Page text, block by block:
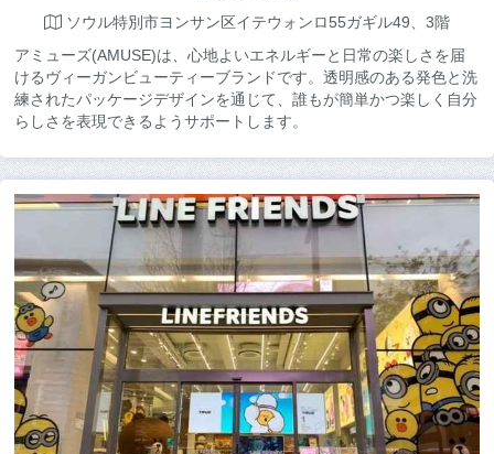
ソウル特別市ヨンサン区イテウォンロ55ガギル49、3階
アミューズ(AMUSE)は、心地よいエネルギーと日常の楽しさを届
けるヴィーガンビューティーブランドです。透明感のある発色と洗
練されたパッケージデザインを通じて、誰もが簡単かつ楽しく自分
らしさを表現できるようサポートします。